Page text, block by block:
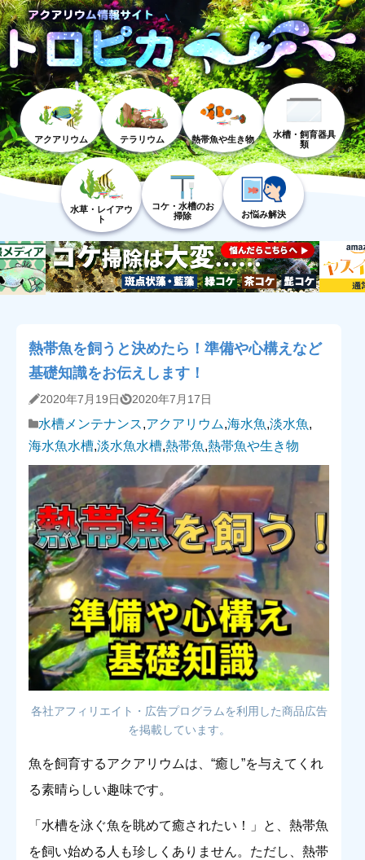
アクアリウム テラリウム 熱帯魚や生き物
水槽・飼育器具
類
水草・レイアウ
ト
コケ・水槽のお
掃除
お悩み解決
熱帯魚を飼うと決めたら！準備や心構えなど
基礎知識をお伝えします！
2020年7月19日 2020年7月17日
水槽メンテナンス,アクアリウム,海水魚,淡水魚,
海水魚水槽,淡水魚水槽,熱帯魚,熱帯魚や生き物
各社アフィリエイト・広告プログラムを利用した商品広告
を掲載しています。
魚を飼育するアクアリウムは、“癒し”を与えてくれ
る素晴らしい趣味です。
「水槽を泳ぐ魚を眺めて癒されたい！」と、熱帯魚
を飼い始める人も珍しくありません。ただし、熱帯